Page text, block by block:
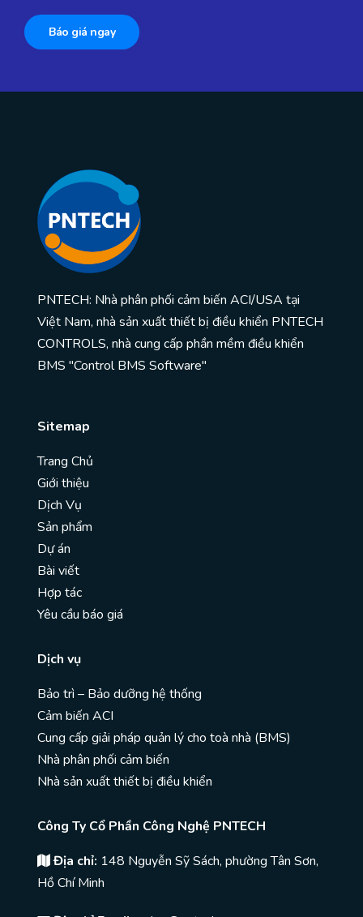
Báo giá ngay
PNTECH: Nhà phân phối cảm biến ACI/USA tại
Việt Nam, nhà sản xuất thiết bị điều khiển PNTECH
CONTROLS, nhà cung cấp phần mềm điều khiển
BMS "Control BMS Software"
Sitemap
Trang Chủ
Giới thiệu
Dịch Vụ
Sản phẩm
Dự án
Bài viết
Hợp tác
Yêu cầu báo giá
Dịch vụ
Bảo trì – Bảo dưỡng hệ thống
Cảm biến ACI
Cung cấp giải pháp quản lý cho toà nhà (BMS)
Nhà phân phối cảm biến
Nhà sản xuất thiết bị điều khiển
Công Ty Cổ Phần Công Nghệ PNTECH
Địa chỉ: 148 Nguyễn Sỹ Sách, phường Tân Sơn,
Hồ Chí Minh